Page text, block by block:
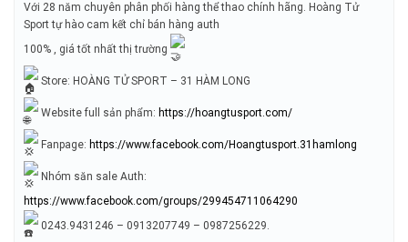
Với 28 năm chuyên phân phối hàng thể thao chính hãng. Hoàng Tử
Sport tự hào cam kết chỉ bán hàng auth
100% , giá tốt nhất thị trường
Store: HOÀNG TỬ SPORT – 31 HÀM LONG
Website full sản phẩm: https://hoangtusport.com/
Fanpage: https://www.facebook.com/Hoangtusport.31hamlong
Nhóm săn sale Auth:
https://www.facebook.com/groups/299454711064290
0243.9431246 – 0913207749 – 0987256229.